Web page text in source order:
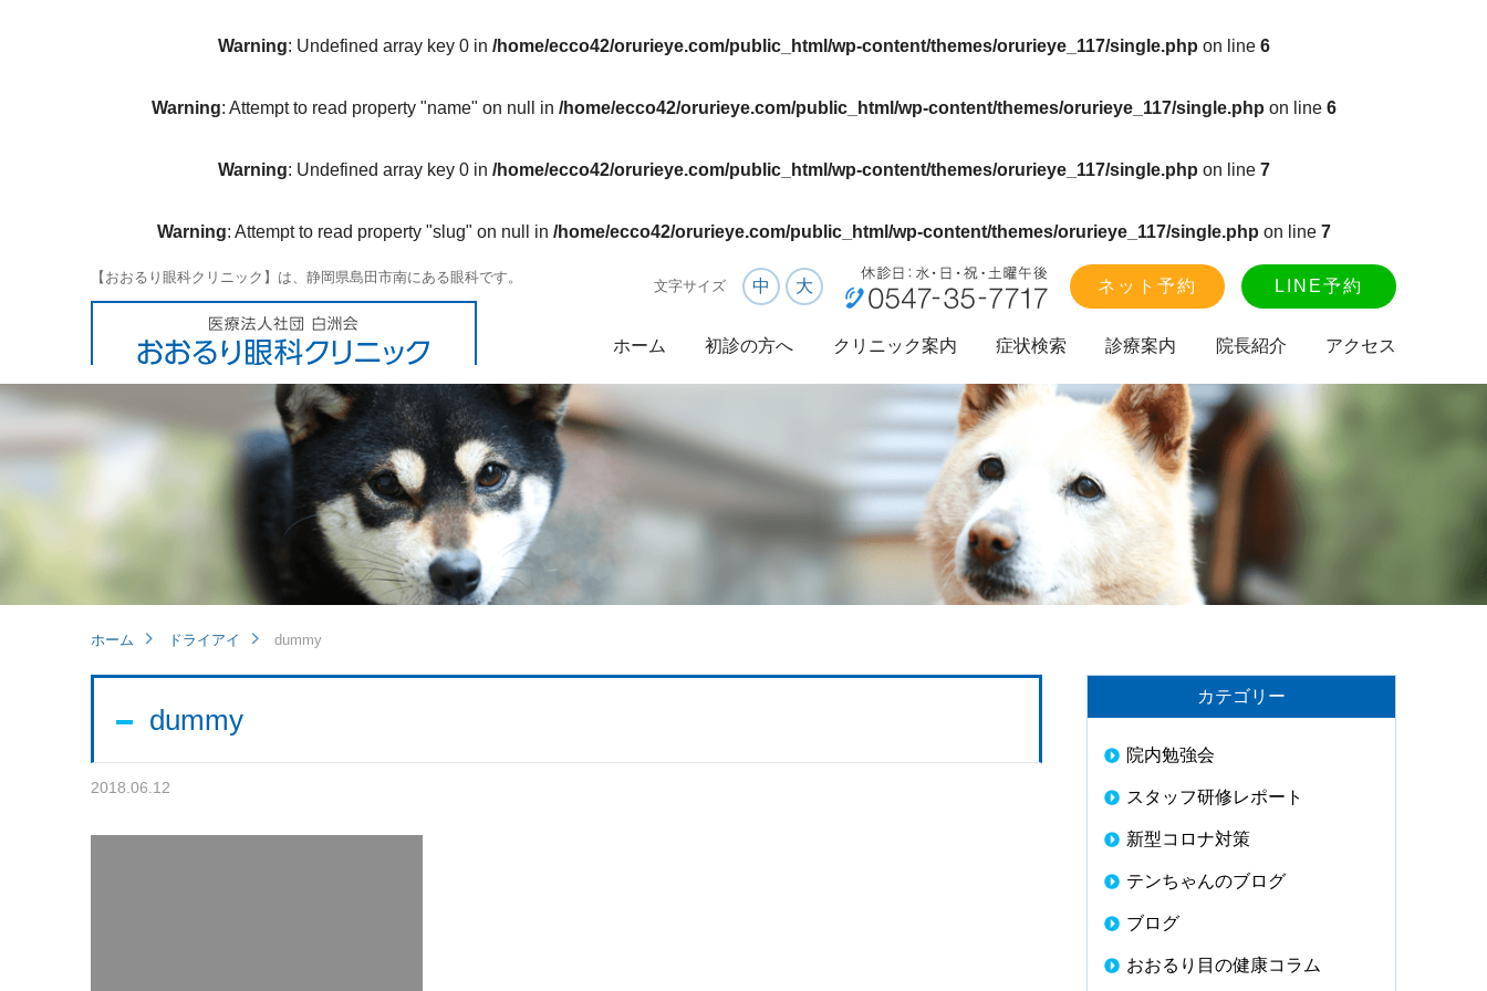
Warning: Undefined array key 0 in /home/ecco42/orurieye.com/public_html/wp-content/themes/orurieye_117/single.php on line 6
Warning: Attempt to read property "name" on null in /home/ecco42/orurieye.com/public_html/wp-content/themes/orurieye_117/single.php on line 6
Warning: Undefined array key 0 in /home/ecco42/orurieye.com/public_html/wp-content/themes/orurieye_117/single.php on line 7
Warning: Attempt to read property "slug" on null in /home/ecco42/orurieye.com/public_html/wp-content/themes/orurieye_117/single.php on line 7
【おおるり眼科クリニック】は、静岡県島田市南にある眼科です。
文字サイズ 中 大 ネット予約 LINE予約
ホーム 初診の方へ クリニック案内 症状検索 診療案内 院長紹介 アクセス
ホーム ドライアイ dummy
dummy
2018.06.12
カテゴリー
院内勉強会
スタッフ研修レポート
新型コロナ対策
テンちゃんのブログ
ブログ
おおるり目の健康コラム